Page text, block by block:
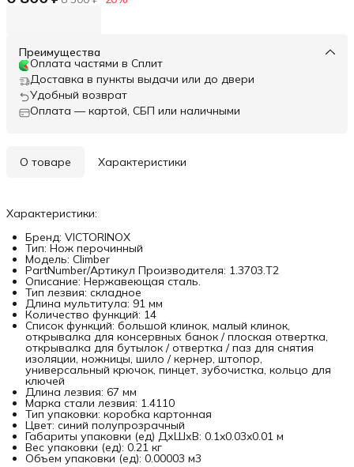
Преимущества
Оплата частями в Сплит
Доставка в пункты выдачи или до двери
Удобный возврат
Оплата — картой, СБП или наличными
О товаре Характеристики
Характеристики:
Бренд: VICTORINOX
Тип: Нож перочинный
Модель: Climber
PartNumber/Артикул Производителя: 1.3703.T2
Описание: Нержавеющая сталь.
Тип лезвия: складное
Длина мультитула: 91 мм
Количество функций: 14
Список функций: большой клинок, малый клинок,
открывалка для консервных банок / плоская отвертка,
открывалка для бутылок / отвертка / паз для снятия
изоляции, ножницы, шило / кернер, штопор,
универсальный крючок, пинцет, зубочистка, кольцо для
ключей
Длина лезвия: 67 мм
Марка стали лезвия: 1.4110
Тип упаковки: коробка картонная
Цвет: синий полупрозрачный
Габариты упаковки (ед) ДхШхВ: 0.1x0.03x0.01 м
Вес упаковки (ед): 0.21 кг
Объем упаковки (ед): 0.00003 м3